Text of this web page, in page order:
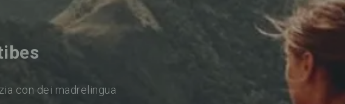
con dei madrelingua